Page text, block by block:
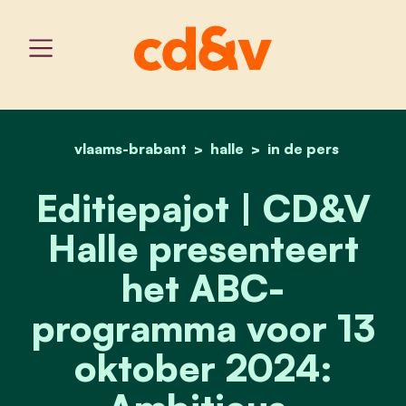
home
vlaams-brabant halle in de pers
editiepajot | cd&v halle
Editiepajot | CD&V
Halle presenteert
het ABC-
programma voor 13
oktober 2024: